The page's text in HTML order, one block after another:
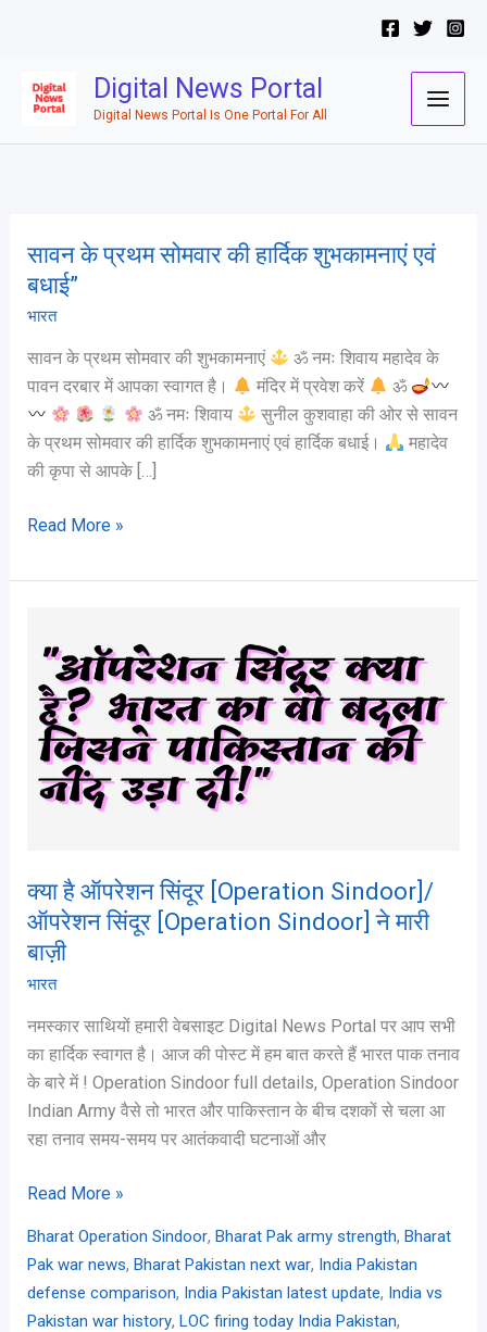
Digital News Portal
Digital News Portal Is One Portal For All
सावन के प्रथम सोमवार की हार्दिक शुभकामनाएं एवं
बधाई”
भारत
सावन के प्रथम सोमवार की शुभकामनाएं
ॐ नमः शिवाय महादेव के
पावन दरबार में आपका स्वागत है।
मंदिर में प्रवेश करें
ॐ
ॐ नमः शिवाय
सुनील कुशवाहा की ओर से सावन
के प्रथम सोमवार की हार्दिक शुभकामनाएं एवं हार्दिक बधाई।
महादेव
की कृपा से आपके […]
सावन
के
प्रथम
की
हार्दिक
शुभकामनाएं
एवं
बधाई”
Read More »
क्या है ऑपरेशन सिंदूर [Operation Sindoor]/
ऑपरेशन सिंदूर [Operation Sindoor] ने मारी
बाज़ी
भारत
नमस्कार साथियों हमारी वेबसाइट Digital News Portal पर आप सभी
का हार्दिक स्वागत है। आज की पोस्ट में हम बात करते हैं भारत पाक तनाव
के बारे में ! Operation Sindoor full details, Operation Sindoor
Indian Army वैसे तो भारत और पाकिस्तान के बीच दशकों से चला आ
रहा तनाव समय-समय पर आतंकवादी घटनाओं और
ऑपरेशन
सिंदूर
[Operation
Sindoor]/
ऑपरेशन
Sindoor]
ने
मारी
बाज़ी
Read More »
Bharat Operation Sindoor, Bharat Pak army strength, Bharat
Pak war news, Bharat Pakistan next war, India Pakistan
defense comparison, India Pakistan latest update, India vs
Pakistan war history, LOC firing today India Pakistan,